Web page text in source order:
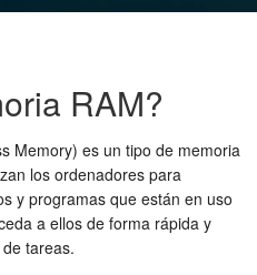
RAM?
Memory) es un tipo de memoria
los ordenadores para
y programas que están en uso
a ellos de forma rápida y
tareas.